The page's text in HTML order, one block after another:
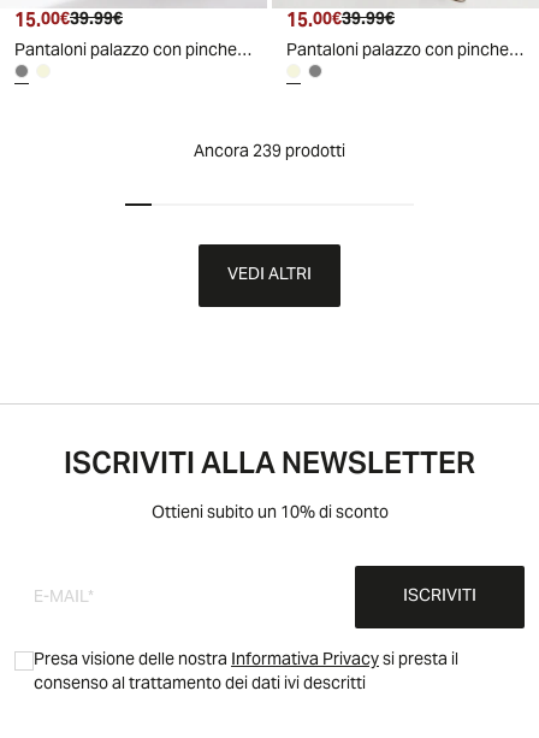
Prezzo attuale
15.00€ Prezzo originale
39.99€
Pantaloni palazzo con pinches e tasche - Grigio fango
Prezzo attuale
15.00€ Prezzo originale
39.99€
Pantaloni palazzo con pinches e tasche - Beige
Ancora 239 prodotti
VEDI ALTRI
ISCRIVITI ALLA NEWSLETTER
Ottieni subito un 10% di sconto
ISCRIVITI
Presa visione delle nostraInformativa Privacysi presta il
consenso al trattamento dei dati ivi descritti